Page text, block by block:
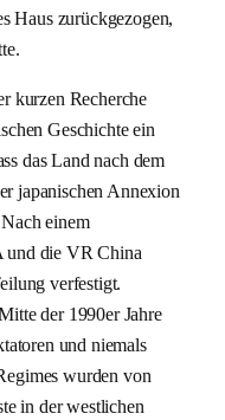
Haus zurückgezogen,
kurzen Recherche
Geschichte ein
das Land nach dem
japanischen Annexion
einem
und die VR China
verfestigt.
der 1990er Jahre
und niemals
wurden von
in der westlichen